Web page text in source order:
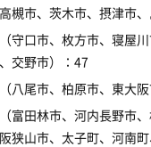
槻市、茨木市、摂津市
守口市、枚方市、寝屋
交野市）：47
八尾市、柏原市、東大
富田林市、河内長野市、
狭山市、太子町、河南